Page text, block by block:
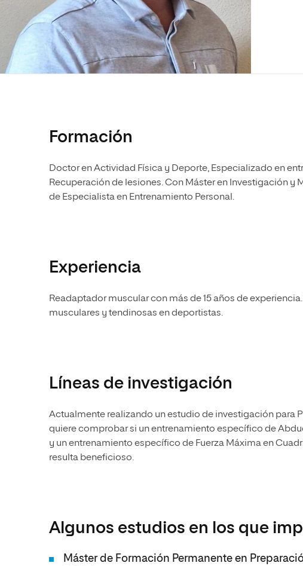
Ciencias Políticas y
Internacionales
Diseño
Ciencias de la Salud
Ciencias Sociales
Humanidades
Ingeniería y Tecnología
Diseño
Ciencias de la Salud
Ciencias Sociales
Escuela de Humanidades
Normas de Organización y
Funcionamiento
Formación
Doctor en Actividad Física y Deporte, Especializado en
Recuperación de lesiones. Con Máster en Investigación y
de Especialista en Entrenamiento Personal.
Experiencia
Readaptador muscular con más de 15 años de
musculares y tendinosas en deportistas.
Líneas de investigación
Actualmente realizando un estudio de investigación para
quiere comprobar si un entrenamiento específico de
y un entrenamiento específico de Fuerza Máxima en
resulta beneficioso.
Algunos estudios en los que
Máster de Formación Permanente en